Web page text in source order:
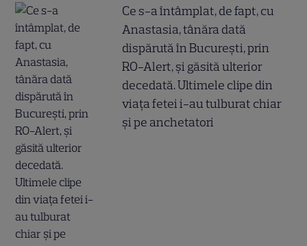
Ce s-a întâmplat, de fapt, cu
Anastasia, tânăra dată
dispărută în București, prin
RO-Alert, și găsită ulterior
decedată. Ultimele clipe din
viața fetei i-au tulburat chiar
și pe anchetatori